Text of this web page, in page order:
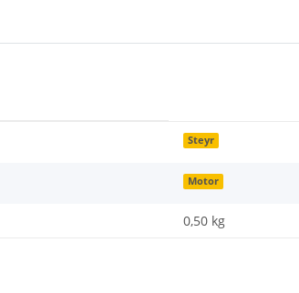
Steyr
Motor
0,50 kg